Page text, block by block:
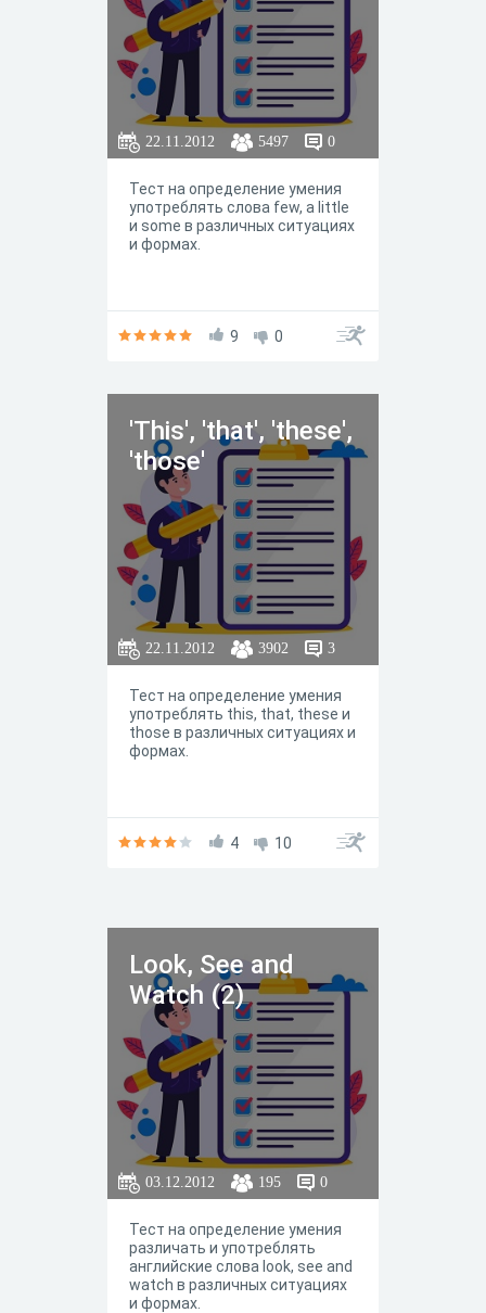
22.11.2012 5497 0
Тест на определение умения
употреблять слова few, a little
и some в различных ситуациях
и формах.
9 0
'This', 'that', 'these',
'those'
22.11.2012 3902 3
Тест на определение умения
употреблять this, that, these и
those в различных ситуациях и
формах.
4 10
Look, See and
Watch (2)
03.12.2012 195 0
Тест на определение умения
различать и употреблять
английские слова look, see and
watch в различных ситуациях
и формах.